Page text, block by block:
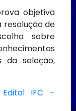
objetiva
resolução de
sobre
da seleção,
IFC –